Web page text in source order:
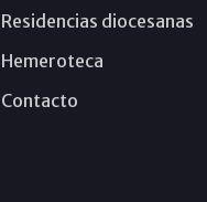
Residencias diocesanas
Hemeroteca
Contacto